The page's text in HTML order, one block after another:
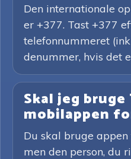
Den internationale
er +377. Tast +377
telefonnummeret
denummer, hvis det
Skal jeg bruge
mobilappen
Du skal bruge
men den person, du